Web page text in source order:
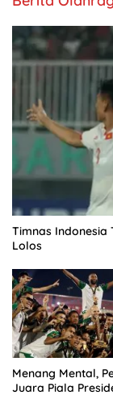
Timnas Indonesia
Lolos
Menang Mental,
Juara Piala